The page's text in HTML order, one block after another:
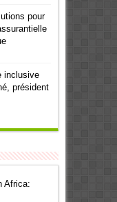
pour
inclusive
président
Africa: